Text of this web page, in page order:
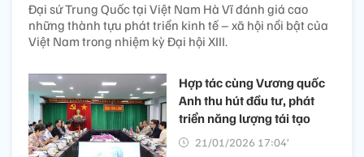
Đại sứ Trung Quốc tại Việt Nam Hà Vĩ đánh giá cao
những thành tựu phát triển kinh tế – xã hội nổi bật của
Việt Nam trong nhiệm kỳ Đại hội XIII.
Hợp tác cùng Vương quốc
Anh thu hút đầu tư, phát
triển năng lượng tái tạo
21/01/2026 17:04’